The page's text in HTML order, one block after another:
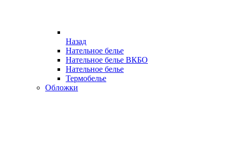
Назад
Нательное белье
Нательное белье ВКБО
Нательное белье
Термобелье
Обложки